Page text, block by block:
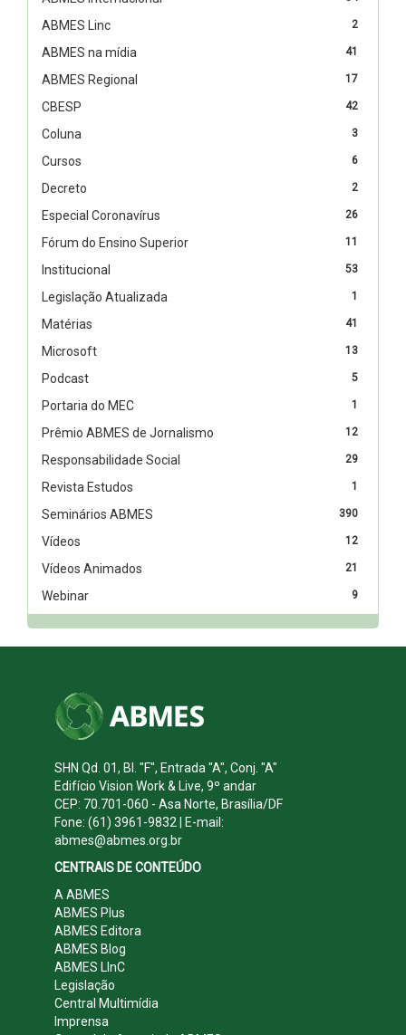
2
ABMES Linc
41
ABMES na mídia
17
ABMES Regional
42
CBESP
3
Coluna
6
Cursos
2
Decreto
26
Especial Coronavírus
11
Fórum do Ensino Superior
53
Institucional
1
Legislação Atualizada
41
Matérias
13
Microsoft
5
Podcast
1
Portaria do MEC
12
Prêmio ABMES de Jornalismo
29
Responsabilidade Social
1
Revista Estudos
390
Seminários ABMES
12
Vídeos
21
Vídeos Animados
9
Webinar
SHN Qd. 01, Bl. "F", Entrada "A", Conj. "A"
Edifício Vision Work & Live, 9º andar
CEP: 70.701-060 - Asa Norte, Brasília/DF
Fone: (61) 3961-9832 | E-mail:
abmes@abmes.org.br
CENTRAIS DE CONTEÚDO
A ABMES
ABMES Plus
ABMES Editora
ABMES Blog
ABMES LInC
Legislação
Central Multimídia
Imprensa